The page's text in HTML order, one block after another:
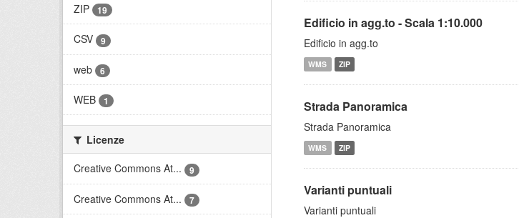
ZIP 19
CSV 9
web 6
WEB 1
Licenze
Creative Commons At...
9
Creative Commons At... 7
Edificio in agg.to - Scala 1:10.000
Edificio in agg.to
WMS ZIP
Strada Panoramica
Strada Panoramica
WMS ZIP
Varianti puntuali
Varianti puntuali